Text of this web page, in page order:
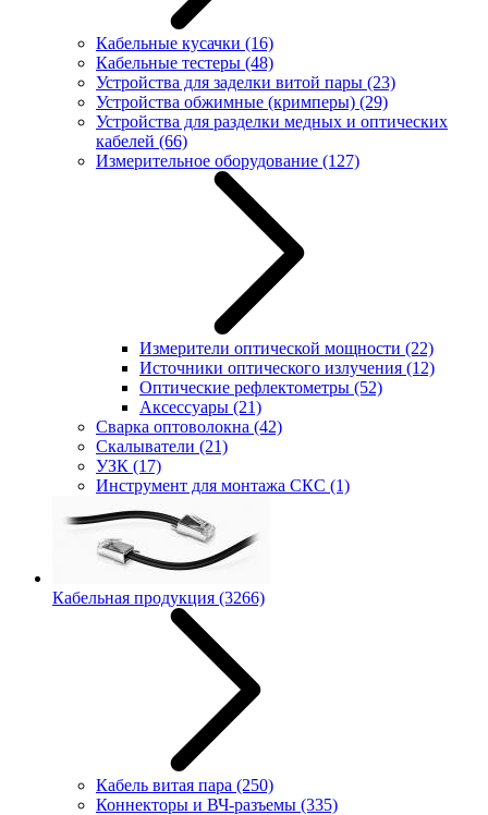
Кабельные кусачки (16)
Кабельные тестеры (48)
Устройства для заделки витой пары (23)
Устройства обжимные (кримперы) (29)
Устройства для разделки медных и оптических
кабелей (66)
Измерительное оборудование (127)
Измерители оптической мощности (22)
Источники оптического излучения (12)
Оптические рефлектометры (52)
Аксессуары (21)
Сварка оптоволокна (42)
Скалыватели (21)
УЗК (17)
Инструмент для монтажа СКС (1)
Кабельная продукция (3266)
Кабель витая пара (250)
Коннекторы и ВЧ-разъемы (335)